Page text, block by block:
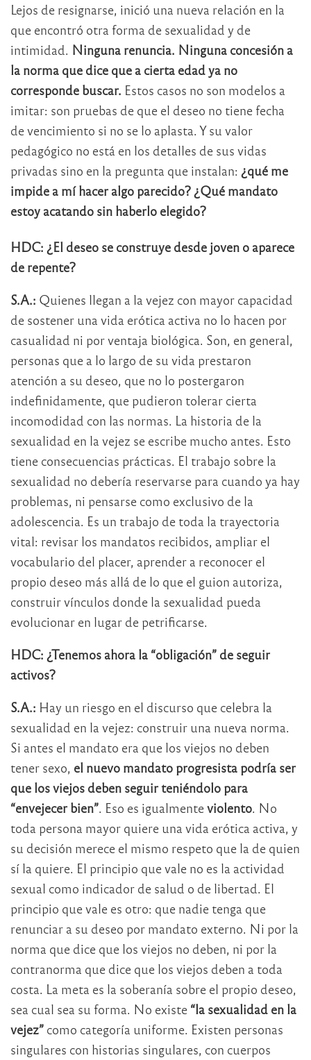
Lejos de resignarse, inició una nueva relación en la
que encontró otra forma de sexualidad y de
intimidad. Ninguna renuncia. Ninguna concesión a
la norma que dice que a cierta edad ya no
corresponde buscar. Estos casos no son modelos a
imitar: son pruebas de que el deseo no tiene fecha
de vencimiento si no se lo aplasta. Y su valor
pedagógico no está en los detalles de sus vidas
privadas sino en la pregunta que instalan: ¿qué me
impide a mí hacer algo parecido? ¿Qué mandato
estoy acatando sin haberlo elegido?
HDC: ¿El deseo se construye desde joven o aparece
de repente?
S.A.: Quienes llegan a la vejez con mayor capacidad
de sostener una vida erótica activa no lo hacen por
casualidad ni por ventaja biológica. Son, en general,
personas que a lo largo de su vida prestaron
atención a su deseo, que no lo postergaron
indefinidamente, que pudieron tolerar cierta
incomodidad con las normas. La historia de la
sexualidad en la vejez se escribe mucho antes. Esto
tiene consecuencias prácticas. El trabajo sobre la
sexualidad no debería reservarse para cuando ya hay
problemas, ni pensarse como exclusivo de la
adolescencia. Es un trabajo de toda la trayectoria
vital: revisar los mandatos recibidos, ampliar el
vocabulario del placer, aprender a reconocer el
propio deseo más allá de lo que el guion autoriza,
construir vínculos donde la sexualidad pueda
evolucionar en lugar de petrificarse.
HDC: ¿Tenemos ahora la “obligación” de seguir
activos?
S.A.: Hay un riesgo en el discurso que celebra la
sexualidad en la vejez: construir una nueva norma.
Si antes el mandato era que los viejos no deben
tener sexo, el nuevo mandato progresista podría ser
que los viejos deben seguir teniéndolo para
“envejecer bien”. Eso es igualmenteviolento. No
toda persona mayor quiere una vida erótica activa, y
su decisión merece el mismo respeto que la de quien
sí la quiere. El principio que vale no es la actividad
sexual como indicador de salud o de libertad. El
principio que vale es otro: que nadie tenga que
renunciar a su deseo por mandato externo. Ni por la
norma que dice que los viejos no deben, ni por la
contranorma que dice que los viejos deben a toda
costa. La meta es la soberanía sobre el propio deseo,
sea cual sea su forma. No existe “la sexualidad en la
vejez” como categoría uniforme. Existen personas
singulares con historias singulares, con cuerpos